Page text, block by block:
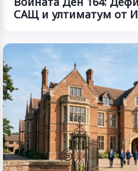
САЩ и ултиматум от